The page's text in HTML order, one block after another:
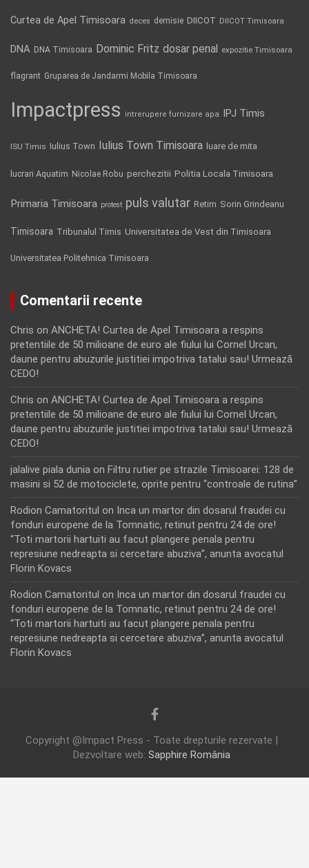
Curtea de Apel Timisoara deces demisie DIICOT DIICOT Timisoara
DNA DNA Timisoara Dominic Fritz dosar penal expozitie Timisoara
flagrant Gruparea de Jandarmi Mobila Timisoara
Impactpress intrerupere furnizare apa IPJ Timis
ISU Timis Iulius Town Iulius Town Timisoara luare de mita
lucrari Aquatim Nicolae Robu perchezitii Politia Locala Timisoara
Primaria Timisoara protest puls valutar Retim Sorin Grindeanu
Timisoara Tribunalul Timis Universitatea de Vest din Timisoara
Universitatea Politehnica Timisoara
Comentarii recente
Chris on ANCHETA! Curtea de Apel Timisoara a respins
pretentiile de 50 milioane de euro ale fiului lui Cornel Urcan,
daune pentru abuzurile justitiei impotriva tatalui sau! Urmează
CEDO!
Chris on ANCHETA! Curtea de Apel Timisoara a respins
pretentiile de 50 milioane de euro ale fiului lui Cornel Urcan,
daune pentru abuzurile justitiei impotriva tatalui sau! Urmează
CEDO!
jalalive piala dunia on Filtru rutier pe strazile Timisoarei: 128 de
masini si 52 de motociclete, oprite pentru “controale de rutina”
Rodion Camatoritul on Inca un martor din dosarul fraudei cu
fonduri europene de la Tomnatic, retinut pentru 24 de ore!
“Toti martorii hartuiti au facut plangere penala pentru
represiune nedreapta si cercetare abuziva”, anunta avocatul
Florin Kovacs
Rodion Camatoritul on Inca un martor din dosarul fraudei cu
fonduri europene de la Tomnatic, retinut pentru 24 de ore!
“Toti martorii hartuiti au facut plangere penala pentru
represiune nedreapta si cercetare abuziva”, anunta avocatul
Florin Kovacs
Copyright @Impact Press - Toate drepturile rezervate |
Dezvoltare web: Sapphire România